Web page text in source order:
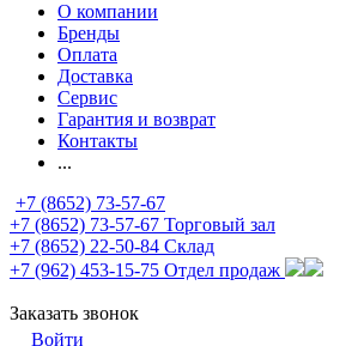
О компании
Бренды
Оплата
Доставка
Сервис
Гарантия и возврат
Контакты
...
+7 (8652) 73-57-67
+7 (8652) 73-57-67 Торговый зал
+7 (8652) 22-50-84 Склад
+7 (962) 453-15-75 Отдел продаж
Заказать звонок
Войти